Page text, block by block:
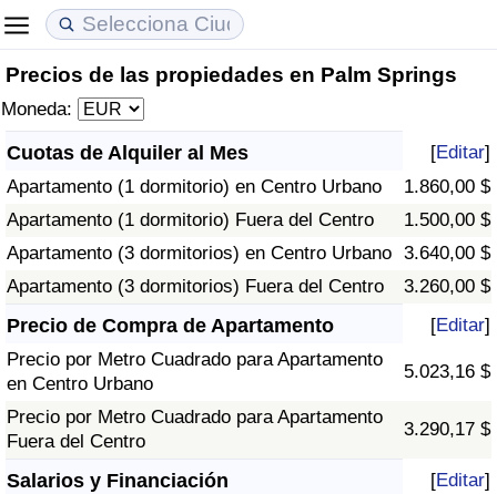
Precios de las propiedades en Palm Springs
Moneda:
Cuotas de Alquiler al Mes [Editar]
Apartamento (1 dormitorio) en Centro Urbano
1.860,00 $
Apartamento (1 dormitorio) Fuera del Centro
1.500,00 $
Apartamento (3 dormitorios) en Centro Urbano 3.640,00 $
Apartamento (3 dormitorios) Fuera del Centro
3.260,00 $
Precio de Compra de Apartamento [Editar]
Precio por Metro Cuadrado para Apartamento
en Centro Urbano
5.023,16 $
Precio por Metro Cuadrado para Apartamento
Fuera del Centro
3.290,17 $
Salarios y Financiación [Editar]
Coste de vida
Índice de Costo de Vida (Actual)
Índice de Costo de Vida
Índice de costo de vida por país
Precios de las propiedades
Índice de Precios de Inmuebles (Actual)
Índice de Precios de Inmuebles
Índice de Precios de Inmuebles por País
Calidad de Vida
Índice de Calidad de Vida
Índice de Calidad de Vida (Actual)
Índice de calidad de vida por país
Calificación del Índice de Criminalidad
(Actual)
Índice de Criminalidad